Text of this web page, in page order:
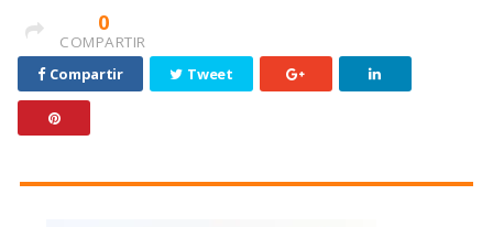
0
COMPARTIR
Compartir
Tweet